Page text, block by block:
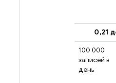
0,21
100 000
записей в
день